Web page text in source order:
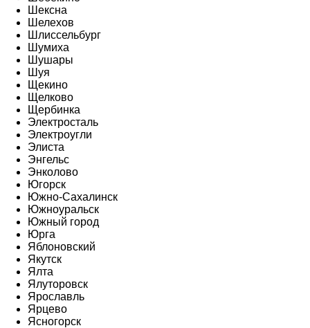
Шексна
Шелехов
Шлиссельбург
Шумиха
Шушары
Шуя
Щекино
Щелково
Щербинка
Электросталь
Электроугли
Элиста
Энгельс
Энколово
Югорск
Южно-Сахалинск
Южноуральск
Южный город
Юрга
Яблоновский
Якутск
Ялта
Ялуторовск
Ярославль
Ярцево
Ясногорск